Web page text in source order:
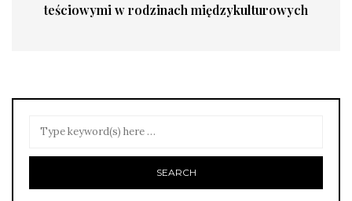
teściowymi w rodzinach międzykulturowych